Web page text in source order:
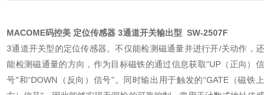
MACOME码控美 定位传感器 3通道开关输出型 SW-2507F
3通道开关型的定位传感器。不仅能检测磁通量并进行开/关动作，还
能检测磁通量的方向，作为目标磁铁的通过信息获取“UP（正向）信
号"和“DOWN（反向）信号"。同时输出用于触发的“GATE（磁铁上